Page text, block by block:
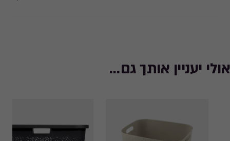
אולי יעניין אותך גם...